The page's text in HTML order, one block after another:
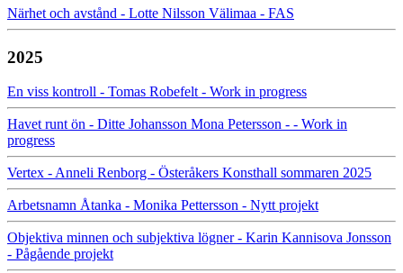
Närhet och avstånd - Lotte Nilsson Välimaa - FAS
2025
En viss kontroll - Tomas Robefelt - Work in progress
Havet runt ön - Ditte Johansson Mona Petersson - - Work in
progress
Vertex - Anneli Renborg - Österåkers Konsthall sommaren 2025
Arbetsnamn Åtanka - Monika Pettersson - Nytt projekt
Objektiva minnen och subjektiva lögner - Karin Kannisova Jonsson
- Pågående projekt